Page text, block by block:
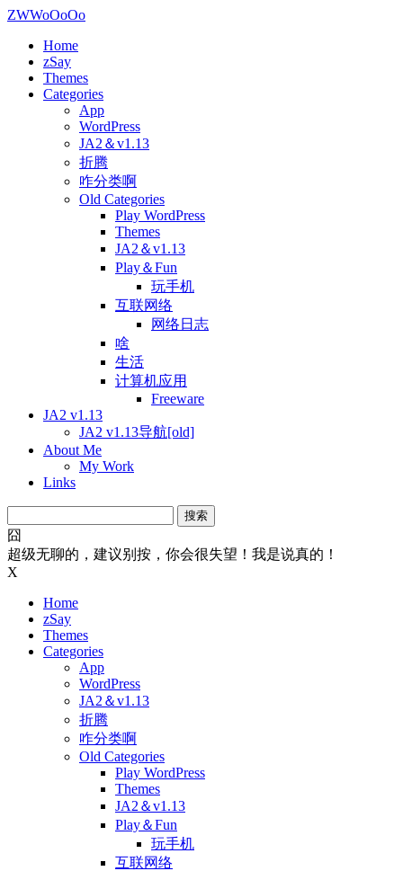
ZWWoOoOo
Home
zSay
Themes
Categories
App
WordPress
JA2＆v1.13
折腾
咋分类啊
Old Categories
Play WordPress
Themes
JA2＆v1.13
Play＆Fun
玩手机
互联网络
网络日志
啥
生活
计算机应用
Freeware
JA2 v1.13
JA2 v1.13导航[old]
About Me
My Work
Links
索：
囧
超级无聊的，建议别按，你会很失望！我是说真的！
X
Home
zSay
Themes
Categories
App
WordPress
JA2＆v1.13
折腾
咋分类啊
Old Categories
Play WordPress
Themes
JA2＆v1.13
Play＆Fun
玩手机
互联网络